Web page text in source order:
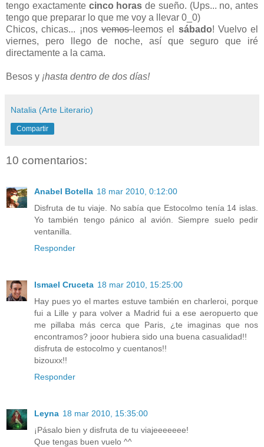
tengo exactamente cinco horas de sueño. (Ups... no, antes
tengo que preparar lo que me voy a llevar 0_0)
Chicos, chicas... ¡nosvemos leemos el sábado! Vuelvo el
viernes, pero llego de noche, así que seguro que iré
directamente a la cama.
Besos y ¡hasta dentro de dos días!
Natalia (Arte Literario)
Compartir
10 comentarios:
Anabel Botella 18 mar 2010, 0:12:00
Disfruta de tu viaje. No sabía que Estocolmo tenía 14 islas.
Yo también tengo pánico al avión. Siempre suelo pedir
ventanilla.
Responder
Ismael Cruceta 18 mar 2010, 15:25:00
Hay pues yo el martes estuve también en charleroi, porque
fui a Lille y para volver a Madrid fui a ese aeropuerto que
me pillaba más cerca que Paris, ¿te imaginas que nos
encontramos? jooor hubiera sido una buena casualidad!!
disfruta de estocolmo y cuentanos!!
bizouxx!!
Responder
Leyna 18 mar 2010, 15:35:00
¡Pásalo bien y disfruta de tu viajeeeeeee!
Que tengas buen vuelo ^^